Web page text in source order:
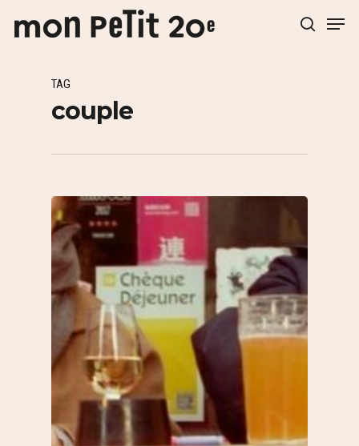
Hit enter to search or ESC to close
TAG
couple